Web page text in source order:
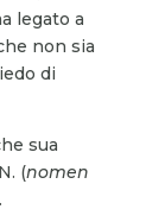
legato a
non sia
di
sua
(nomen